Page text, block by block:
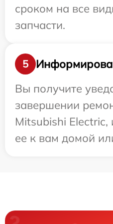
сроком на все
запчасти.
5
Вы получите
завершении
Mitsubishi Electric,
ее к вам домой